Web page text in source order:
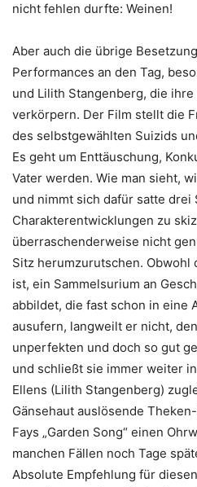
nicht fehlen durfte: Weinen!
Aber auch die übrige
Performances an den Tag,
und Lilith Stangenberg, die
verkörpern. Der Film stellt die
des selbstgewählten Suizids
Es geht um Enttäuschung,
Vater werden. Wie man sieht,
und nimmt sich dafür satte drei
Charakterentwicklungen zu
überraschenderweise nicht
Sitz herumzurutschen. Obwohl
ist, ein Sammelsurium an
abbildet, die fast schon in eine
ausufern, langweilt er nicht,
unperfekten und doch so gut
und schließt sie immer weiter
Ellens (Lilith Stangenberg)
Gänsehaut auslösende
Fays „Garden Song“ einen
manchen Fällen noch Tage
Absolute Empfehlung für